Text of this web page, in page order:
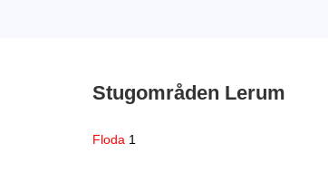
Stugområden Lerum
Floda 1